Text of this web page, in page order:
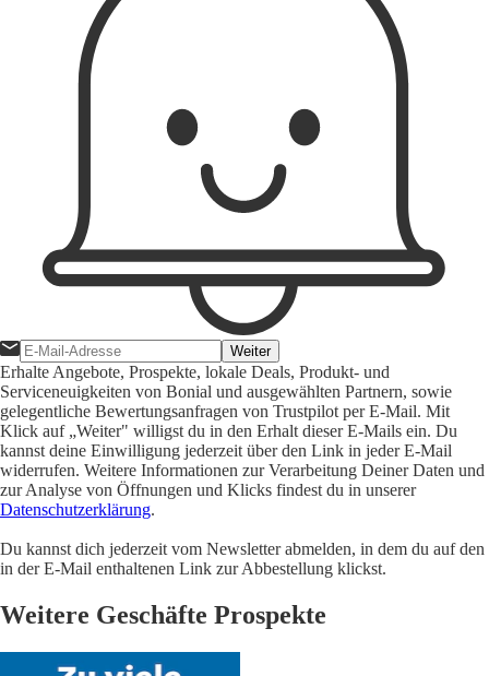
Weiter
Erhalte Angebote, Prospekte, lokale Deals, Produkt- und
Serviceneuigkeiten von Bonial und ausgewählten Partnern, sowie
gelegentliche Bewertungsanfragen von Trustpilot per E-Mail. Mit
Klick auf „Weiter" willigst du in den Erhalt dieser E-Mails ein. Du
kannst deine Einwilligung jederzeit über den Link in jeder E-Mail
widerrufen. Weitere Informationen zur Verarbeitung Deiner Daten und
zur Analyse von Öffnungen und Klicks findest du in unserer
Datenschutzerklärung.
Du kannst dich jederzeit vom Newsletter abmelden, in dem du auf den
in der E-Mail enthaltenen Link zur Abbestellung klickst.
Weitere Geschäfte Prospekte